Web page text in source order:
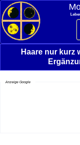
Haare nur kurz
Anzeige Google